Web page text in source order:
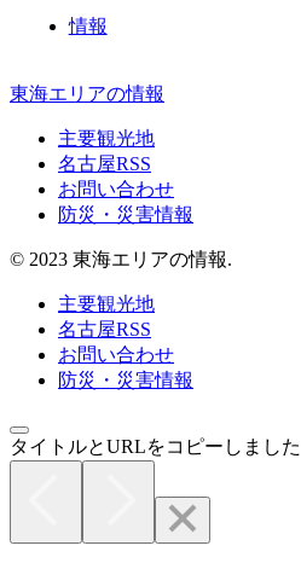
情報
東海エリアの情報
主要観光地
名古屋RSS
お問い合わせ
防災・災害情報
© 2023 東海エリアの情報.
主要観光地
名古屋RSS
お問い合わせ
防災・災害情報
タイトルとURLをコピーしました